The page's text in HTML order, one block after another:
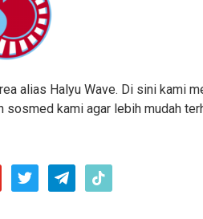
alias Halyu Wave. Di sini kami
kami agar lebih mudah
twitter telegramtiktok